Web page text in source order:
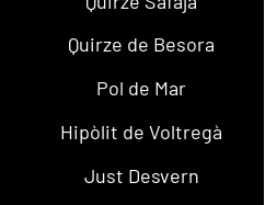
Quirze de Besora
Pol de Mar
Hipòlit de Voltregà
Just Desvern